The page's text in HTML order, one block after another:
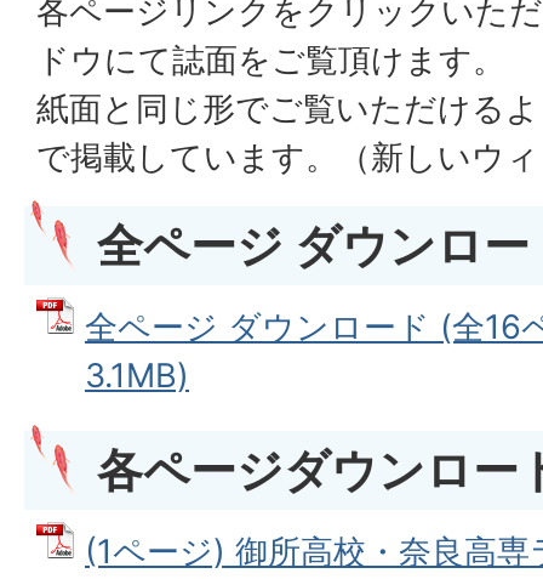
各ページリンクをクリックいた
ドウにて誌面をご覧頂けます。
紙面と同じ形でご覧いただける
で掲載しています。（新しいウ
全ページ ダウンロ
全ページ ダウンロード (全16
3.1MB)
各ページダウンロー
(1ページ) 御所高校・奈良高